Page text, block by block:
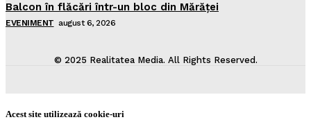
Balcon în flăcări într-un bloc din Mărăţei
EVENIMENT august 6, 2026
© 2025 Realitatea Media. All Rights Reserved.
Acest site utilizează cookie-uri